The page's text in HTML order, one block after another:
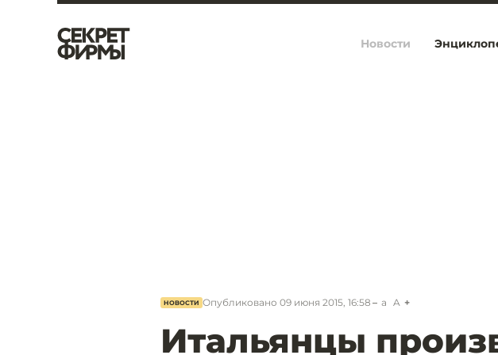
Новости
НОВОСТИ Опубликовано 09 июня 2015, 16:58 a A
Итальянцы